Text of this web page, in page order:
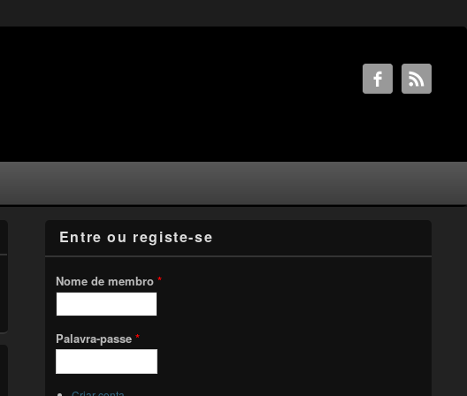
Entre ou registe-se
Nome de membro *
Palavra-passe *